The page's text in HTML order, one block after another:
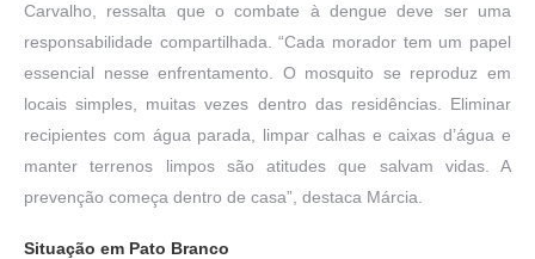
Carvalho, ressalta que o combate à dengue deve ser uma
responsabilidade compartilhada. “Cada morador tem um papel
essencial nesse enfrentamento. O mosquito se reproduz em
locais simples, muitas vezes dentro das residências. Eliminar
recipientes com água parada, limpar calhas e caixas d’água e
manter terrenos limpos são atitudes que salvam vidas. A
prevenção começa dentro de casa”, destaca Márcia.
Situação em Pato Branco